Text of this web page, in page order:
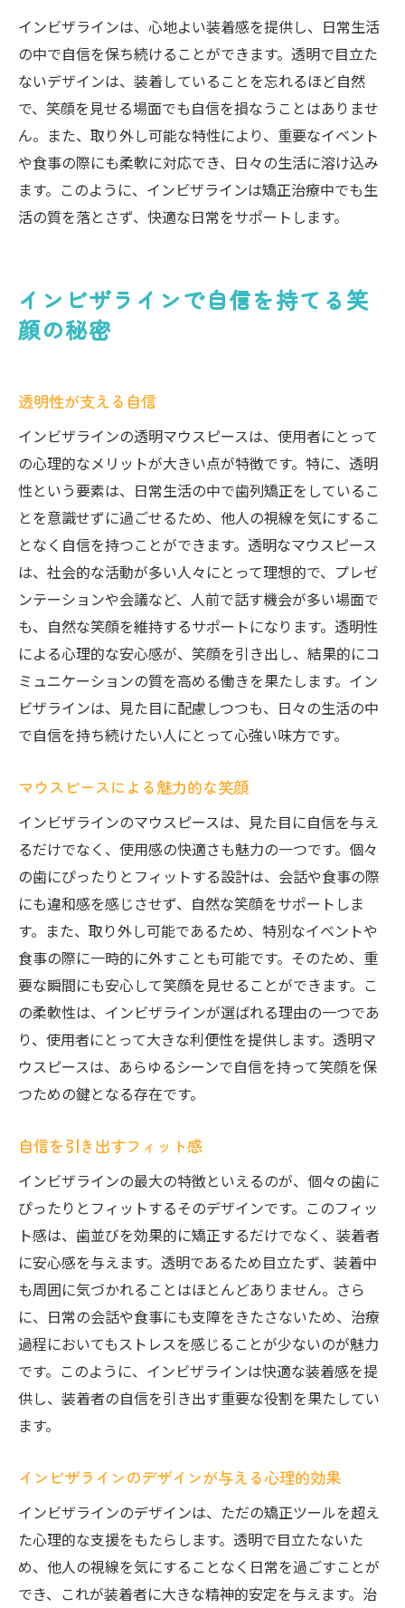
インビザラインは、心地よい装着感を提供し、日常生活
の中で自信を保ち続けることができます。透明で目立た
ないデザインは、装着していることを忘れるほど自然
で、笑顔を見せる場面でも自信を損なうことはありませ
ん。また、取り外し可能な特性により、重要なイベント
や食事の際にも柔軟に対応でき、日々の生活に溶け込み
ます。このように、インビザラインは矯正治療中でも生
活の質を落とさず、快適な日常をサポートします。
インビザラインで自信を持てる笑
顔の秘密
透明性が支える自信
インビザラインの透明マウスピースは、使用者にとって
の心理的なメリットが大きい点が特徴です。特に、透明
性という要素は、日常生活の中で歯列矯正をしているこ
とを意識せずに過ごせるため、他人の視線を気にするこ
となく自信を持つことができます。透明なマウスピース
は、社会的な活動が多い人々にとって理想的で、プレゼ
ンテーションや会議など、人前で話す機会が多い場面で
も、自然な笑顔を維持するサポートになります。透明性
による心理的な安心感が、笑顔を引き出し、結果的にコ
ミュニケーションの質を高める働きを果たします。イン
ビザラインは、見た目に配慮しつつも、日々の生活の中
で自信を持ち続けたい人にとって心強い味方です。
マウスピースによる魅力的な笑顔
インビザラインのマウスピースは、見た目に自信を与え
るだけでなく、使用感の快適さも魅力の一つです。個々
の歯にぴったりとフィットする設計は、会話や食事の際
にも違和感を感じさせず、自然な笑顔をサポートしま
す。また、取り外し可能であるため、特別なイベントや
食事の際に一時的に外すことも可能です。そのため、重
要な瞬間にも安心して笑顔を見せることができます。こ
の柔軟性は、インビザラインが選ばれる理由の一つであ
り、使用者にとって大きな利便性を提供します。透明マ
ウスピースは、あらゆるシーンで自信を持って笑顔を保
つための鍵となる存在です。
自信を引き出すフィット感
インビザラインの最大の特徴といえるのが、個々の歯に
ぴったりとフィットするそのデザインです。このフィッ
ト感は、歯並びを効果的に矯正するだけでなく、装着者
に安心感を与えます。透明であるため目立たず、装着中
も周囲に気づかれることはほとんどありません。さら
に、日常の会話や食事にも支障をきたさないため、治療
過程においてもストレスを感じることが少ないのが魅力
です。このように、インビザラインは快適な装着感を提
供し、装着者の自信を引き出す重要な役割を果たしてい
ます。
インビザラインのデザインが与える心理的効果
インビザラインのデザインは、ただの矯正ツールを超え
た心理的な支援をもたらします。透明で目立たないた
め、他人の視線を気にすることなく日常を過ごすことが
でき、これが装着者に大きな精神的安定を与えます。治